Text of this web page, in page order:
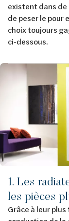
existent dans
de peser le pour
choix toujours
ci-dessous.
Image
1. Les
les pièces
Grâce à leur